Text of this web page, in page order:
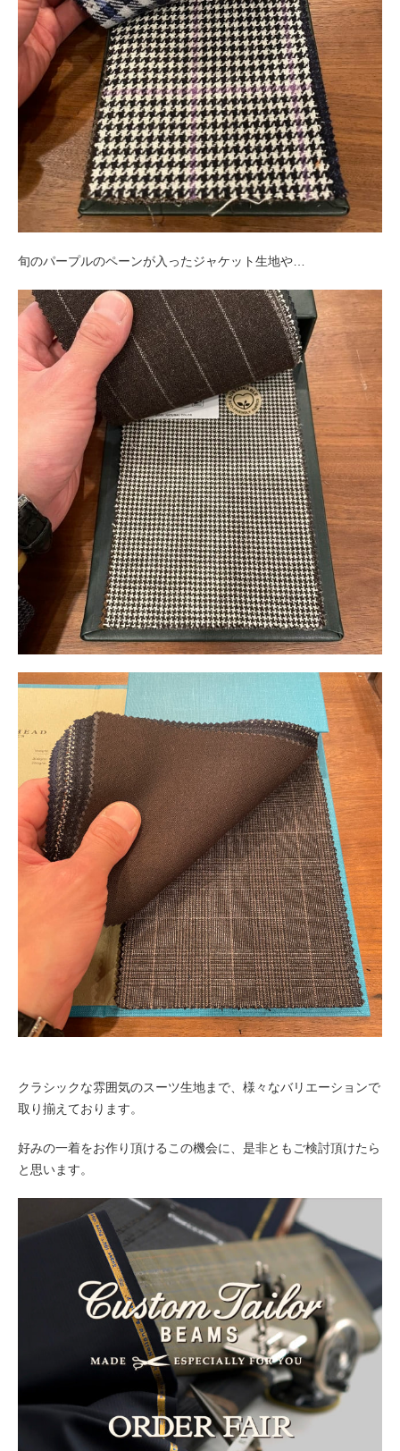
旬のパープルのペーンが入ったジャケット生地や…
クラシックな雰囲気のスーツ生地まで、様々なバリエーションで
取り揃えております。
好みの一着をお作り頂けるこの機会に、是非ともご検討頂けたら
と思います。